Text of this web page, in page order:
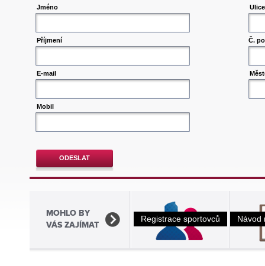
Jméno Ulice
Příjmení Č.
E-mail
Mobil
ODESLAT
MOHLO BY
VÁS ZAJÍMAT
Registrace sportovců Návod